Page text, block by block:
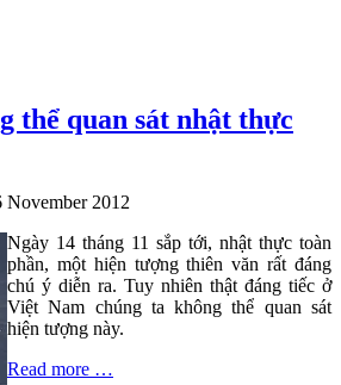
thể quan sát nhật thực
November 2012
Ngày 14 tháng 11 sắp tới, nhật thực toàn
phần, một hiện tượng thiên văn rất đáng
chú ý diễn ra. Tuy nhiên thật đáng tiếc ở
Việt Nam chúng ta không thể quan sát
hiện tượng này.
Read more …